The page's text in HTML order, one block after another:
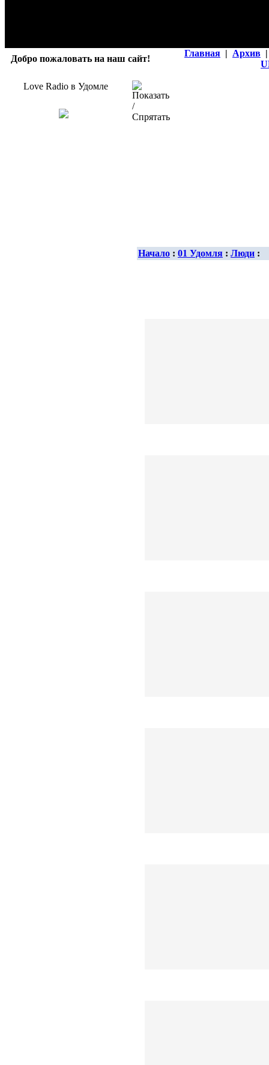
Добро пожаловать на наш сайт!
Главная | Архив |
Love Radio в Удомле
Начало : 01 Удомля : Люди :